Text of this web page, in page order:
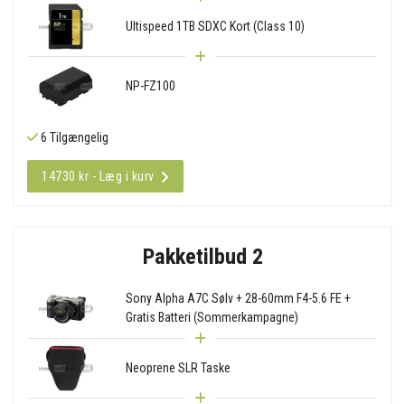
Ultispeed 1TB SDXC Kort (Class 10)
NP-FZ100
6 Tilgængelig
14730 kr - Læg i kurv
Pakketilbud 2
Sony Alpha A7C Sølv + 28-60mm F4-5.6 FE +
Gratis Batteri (Sommerkampagne)
Neoprene SLR Taske